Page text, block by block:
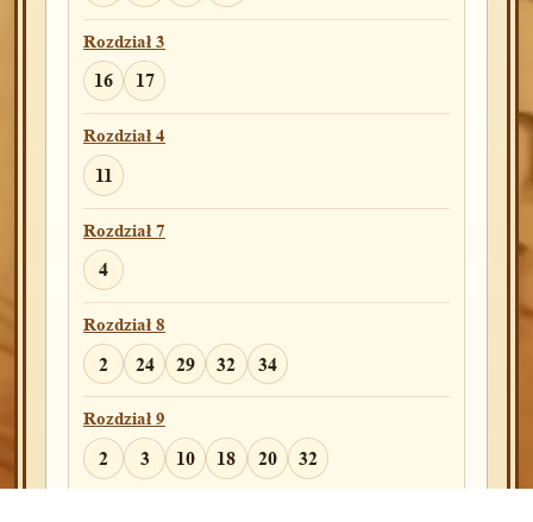
Rozdział 20
3 15
Rozdział 22
1
Rozdział 24
13
Rozdział 25
32
Rozdział 27
1 2 18 27 39 42
Rozdział 3
16 17
Rozdział 4
11
Rozdział 7
4
Rozdział 8
2 24 29 32 34
Rozdział 9
2 3 10 18 20 32